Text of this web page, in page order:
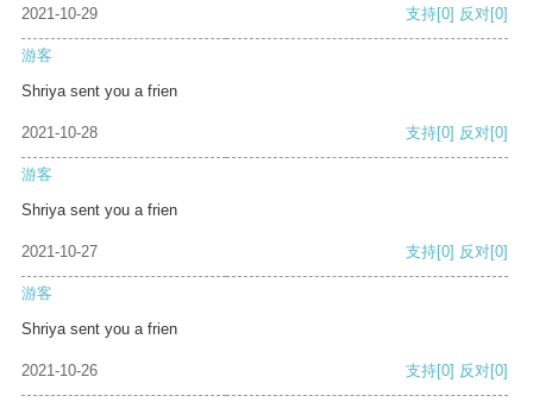
2021-10-29 支持[0] 反对[0]
游客
Shriya sent you a frien
2021-10-28 支持[0] 反对[0]
游客
Shriya sent you a frien
2021-10-27 支持[0] 反对[0]
游客
Shriya sent you a frien
2021-10-26 支持[0] 反对[0]